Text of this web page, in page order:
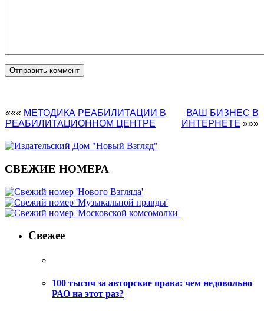
««« МЕТОДИКА РЕАБИЛИТАЦИИ В
РЕАБИЛИТАЦИОННОМ ЦЕНТРЕ
ВАШ БИЗНЕС В
ИНТЕРНЕТЕ »»»
СВЕЖИЕ НОМЕРА
Свежее
100 тысяч за авторские права: чем недовольно
РАО на этот раз?